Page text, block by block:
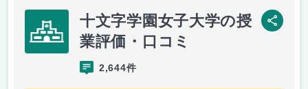
十文字学園女子大学の授
業評価・口コミ
2,644件
SNS